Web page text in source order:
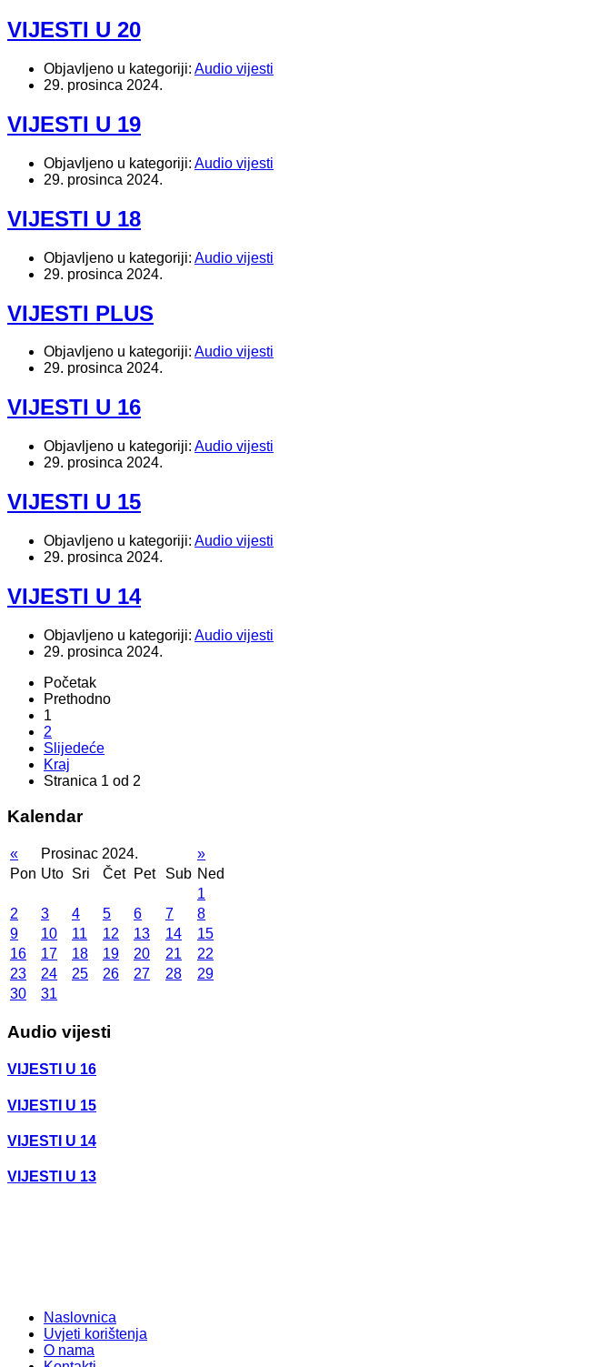
VIJESTI U 20
Objavljeno u kategoriji: Audio vijesti
29. prosinca 2024.
VIJESTI U 19
Objavljeno u kategoriji: Audio vijesti
29. prosinca 2024.
VIJESTI U 18
Objavljeno u kategoriji: Audio vijesti
29. prosinca 2024.
VIJESTI PLUS
Objavljeno u kategoriji: Audio vijesti
29. prosinca 2024.
VIJESTI U 16
Objavljeno u kategoriji: Audio vijesti
29. prosinca 2024.
VIJESTI U 15
Objavljeno u kategoriji: Audio vijesti
29. prosinca 2024.
VIJESTI U 14
Objavljeno u kategoriji: Audio vijesti
29. prosinca 2024.
Početak
Prethodno
1
2
Slijedeće
Kraj
Stranica 1 od 2
Kalendar
« Prosinac 2024.
»
Pon Uto Sri Čet Pet Sub Ned
1
2
3 4 5 6 7
8
9
10 11 12 13 14
15
16
17 18 19 20 21
22
23
24 25 26 27 28
29
30
31
Audio vijesti
VIJESTI U 16
VIJESTI U 15
VIJESTI U 14
VIJESTI U 13
Naslovnica
Uvjeti korištenja
O nama